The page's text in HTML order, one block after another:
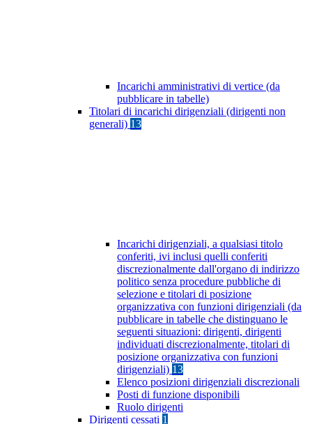
Incarichi amministrativi di vertice (da
pubblicare in tabelle)
Titolari di incarichi dirigenziali (dirigenti non
generali) 13
Incarichi dirigenziali, a qualsiasi titolo
conferiti, ivi inclusi quelli conferiti
discrezionalmente dall'organo di indirizzo
politico senza procedure pubbliche di
selezione e titolari di posizione
organizzativa con funzioni dirigenziali (da
pubblicare in tabelle che distinguano le
seguenti situazioni: dirigenti, dirigenti
individuati discrezionalmente, titolari di
posizione organizzativa con funzioni
dirigenziali) 13
Elenco posizioni dirigenziali discrezionali
Posti di funzione disponibili
Ruolo dirigenti
Dirigenti cessati 1